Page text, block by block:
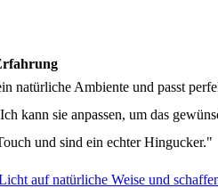
natürliche Ambiente und passt
sie anpassen, um das
und sind ein echter Hingucker."
auf natürliche Weise und